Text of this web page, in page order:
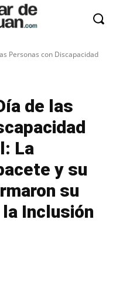
Personas con Discapacidad
de las
La
y su
su
Inclusión